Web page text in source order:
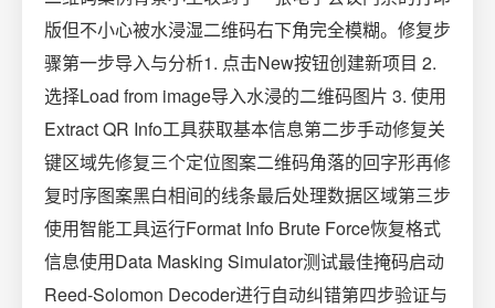
版但不小心被水浸湿二维码右下角完全模糊。修复步
骤第一步导入与分析1. 点击New按钮创建新项目 2.
选择Load from image导入水浸的二维码图片 3. 使用
Extract QR Info工具获取基本信息第二步手动修复关
键区域先修复三个定位图案二维码角落的回字形再修
复时序图案黑白相间的线条最后处理数据区域第三步
使用智能工具运行Format Info Brute Force恢复格式
信息使用Data Masking Simulator测试最佳掩码启动
Reed-Solomon Decoder进行自动纠错第四步验证与